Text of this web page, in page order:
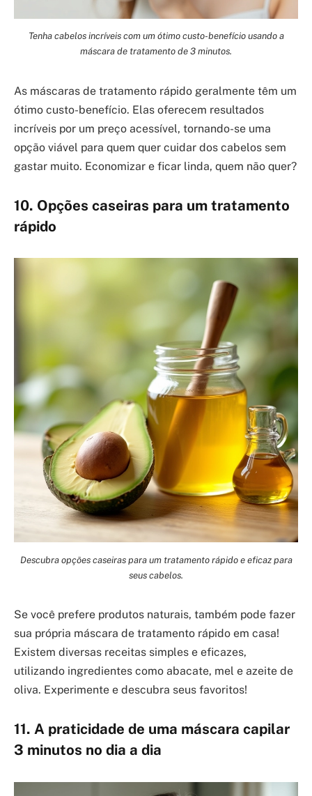
Tenha cabelos incríveis com um ótimo custo-benefício usando a
máscara de tratamento de 3 minutos.
As máscaras de tratamento rápido geralmente têm um
ótimo custo-benefício. Elas oferecem resultados
incríveis por um preço acessível, tornando-se uma
opção viável para quem quer cuidar dos cabelos sem
gastar muito. Economizar e ficar linda, quem não quer?
10. Opções caseiras para um tratamento
rápido
Descubra opções caseiras para um tratamento rápido e eficaz para
seus cabelos.
Se você prefere produtos naturais, também pode fazer
sua própria máscara de tratamento rápido em casa!
Existem diversas receitas simples e eficazes,
utilizando ingredientes como abacate, mel e azeite de
oliva. Experimente e descubra seus favoritos!
11. A praticidade de uma máscara capilar
3 minutos no dia a dia